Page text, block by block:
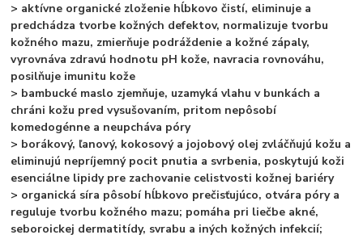
> aktívne organické zloženie hĺbkovo čistí, eliminuje a
predchádza tvorbe kožných defektov, normalizuje tvorbu
kožného mazu, zmierňuje podráždenie a kožné zápaly,
vyrovnáva zdravú hodnotu pH kože, navracia rovnováhu,
posilňuje imunitu kože
> bambucké maslo zjemňuje, uzamyká vlahu v bunkách a
chráni kožu pred vysušovaním, pritom nepôsobí
komedogénne a neupcháva póry
> borákový, ľanový, kokosový a jojobový olej zvláčňujú kožu a
eliminujú nepríjemný pocit pnutia a svrbenia, poskytujú koži
esenciálne lipidy pre zachovanie celistvosti kožnej bariéry
> organická síra pôsobí hĺbkovo prečisťujúco, otvára póry a
reguluje tvorbu kožného mazu; pomáha pri liečbe akné,
seboroickej dermatitídy, svrabu a iných kožných infekcií;